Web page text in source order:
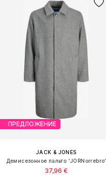
ПРЕДЛОЖЕНИЕ
JACK & JONES
Демисезонное пальто 'JORNorrebro'
37,96 €